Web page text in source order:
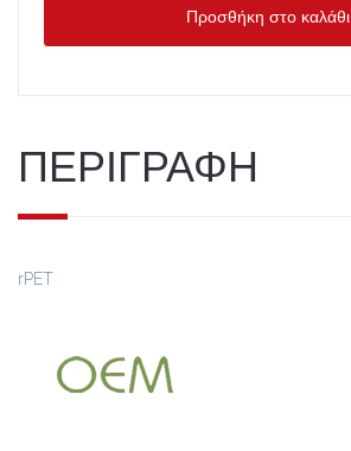
Προσθήκη στο καλάθι
ΠΕΡΙΓΡΑΦΗ
rPET